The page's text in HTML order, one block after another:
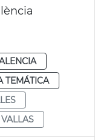
TEMÁTICA
VALLAS